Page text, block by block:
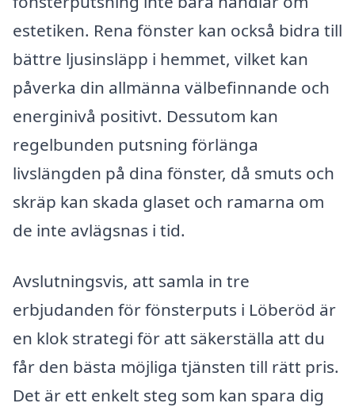
estetiken. Rena fönster kan också bidra till
bättre ljusinsläpp i hemmet, vilket kan
påverka din allmänna välbefinnande och
energinivå positivt. Dessutom kan
regelbunden putsning förlänga
livslängden på dina fönster, då smuts och
skräp kan skada glaset och ramarna om
de inte avlägsnas i tid.
Avslutningsvis, att samla in tre
erbjudanden för fönsterputs i Löberöd är
en klok strategi för att säkerställa att du
får den bästa möjliga tjänsten till rätt pris.
Det är ett enkelt steg som kan spara dig